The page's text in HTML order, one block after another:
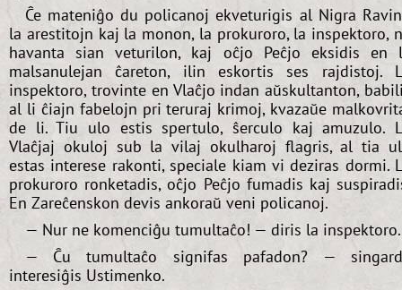
Ĉe mateniĝo du policanoj ekveturigis al Nigra
la arestitojn kaj la monon, la prokuroro, la inspektoro,
havanta sian veturilon, kaj oĉjo Peĉjo eksidis en
malsanulejan ĉareton, ilin eskortis ses rajdistoj.
inspektoro, trovinte en Vlaĉjo indan aŭskultanton,
al li ĉiajn fabelojn pri teruraj krimoj, kvazaŭe
de li. Tiu ulo estis spertulo, ŝerculo kaj amuzulo.
Vlaĉjaj okuloj sub la vilaj okulharoj flagris, al tia
estas interese rakonti, speciale kiam vi deziras dormi.
prokuroro ronketadis, oĉjo Peĉjo fumadis kaj
En Zareĉenskon devis ankoraŭ veni policanoj.
— Nur ne komenciĝu tumultaĉo! — diris la inspektoro.
— Ĉu tumultaĉo signifas pafadon? —
interesiĝis Ustimenko.